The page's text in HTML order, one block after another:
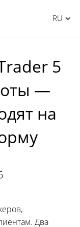
RU
5
—
на
Два